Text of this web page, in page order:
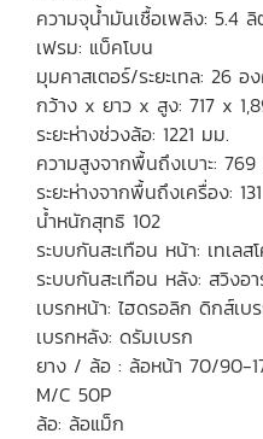
ความจุน้ำมันเชื้อเพลิง: 5.4 ลิ
เฟรม: แบ็คโบน
มุมคาสเตอร์/ระยะเทล: 26 อ
กว้าง x ยาว x สูง: 717 x
ระยะห่างช่วงล้อ: 1221 มม.
ความสูงจากพื้นถึงเบาะ:
ระยะห่างจากพื้นถึงเครื่อง:
น้ำหนักสุทธิ 102
ระบบกันสะเทือน หน้า: เทเลส
ระบบกันสะเทือน หลัง: สวิงอ
เบรกหน้า: ไฮดรอลิก ดิกส์เบ
เบรกหลัง: ดรัมเบรก
ยาง / ล้อ : ล้อหน้า 70/90-
M/C 50P
ล้อ: ล้อแม็ก